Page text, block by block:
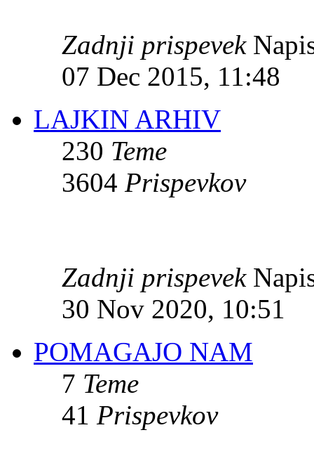
Zadnji prispevek
07 Dec 2015, 11:48
LAJKIN ARHIV
230 Teme
3604 Prispevkov
Zadnji prispevek
30 Nov 2020, 10:51
POMAGAJO NAM
7 Teme
41 Prispevkov